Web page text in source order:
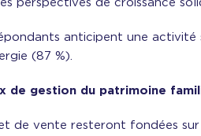
anticipent une
(87 %).
gestion du patrimoine
de vente resteront fondées